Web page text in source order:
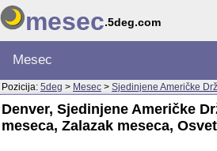
mesec.5deg.com
Mesec
Pozicija: 5deg > Mesec > Sjedinjene Američke
Denver, Sjedinjene Američke
meseca, Zalazak meseca,